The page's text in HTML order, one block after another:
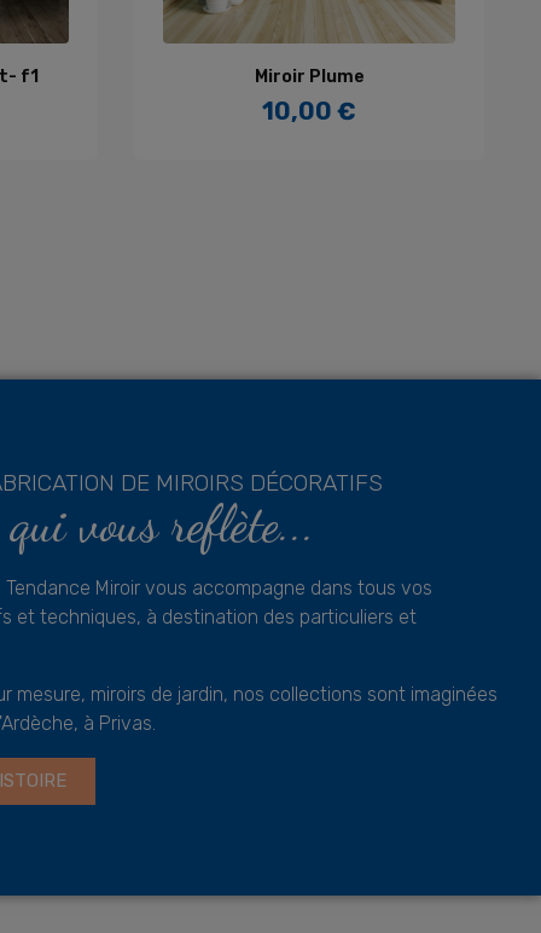
f1 AJOUTER AU PANIER
Miroir Plume
Prix
10,00 €
DE MIROIRS DÉCORATIFS
vous reflète...
Tendance Miroir vous accompagne dans tous vos
et techniques, à destination des particuliers et
mesure, miroirs de jardin, nos collections sont imaginées
à Privas.